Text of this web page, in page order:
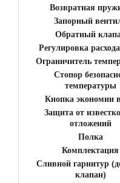
Возвратная
Запорный
Обратный
Регулировка
Ограничитель
Стопор
температуры
Кнопка экономии
Защита от
отложений
Полка
Комплектация
Сливной гарнитур
клапан)